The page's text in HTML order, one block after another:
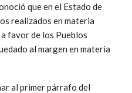
que en el Estado de
realizados en materia
favor de los Pueblos
al margen en materia
al primer párrafo del